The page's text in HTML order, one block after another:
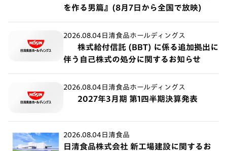
を作る男篇』(8月7日から全国で放映)
2026.08.04 日清食品ホールディングス
株式給付信託 (BBT) に係る追加拠出に
伴う自己株式の処分に関するお知らせ
2026.08.04 日清食品ホールディングス
2027年3月期 第1四半期決算発表
2026.08.04 日清食品
日清食品株式会社 新工場建設に関するお